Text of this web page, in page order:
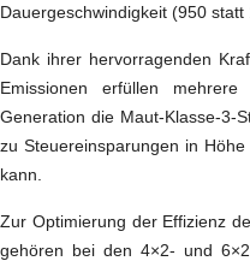
Dauergeschwindigkeit (950 statt
Dank ihrer hervorragenden
Emissionen erfüllen
Generation die Maut-Klasse-3-
zu Steuereinsparungen in
kann.
Zur Optimierung der Effizienz
gehören bei den 4×2- und